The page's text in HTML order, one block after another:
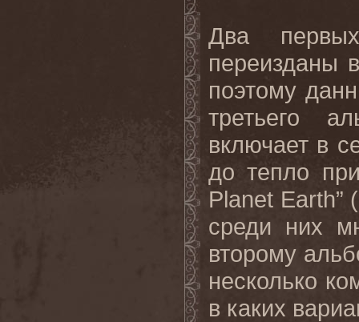
Два
переизданы
поэтому
третьего
включает в
до тепло
Planet Earth”
среди них
второму
несколько
в каких